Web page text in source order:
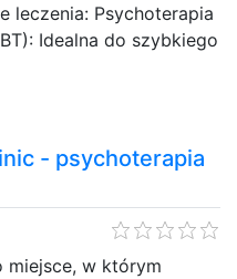
leczenia: Psychoterapia
Idealna do szybkiego
- psychoterapia
miejsce, w którym